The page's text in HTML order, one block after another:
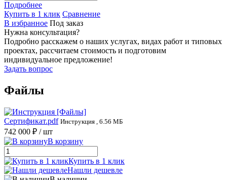
Подробнее
Купить в 1 клик Сравнение
В избранное Под заказ
Нужна консультация?
Подробно расскажем о наших услугах, видах работ и типовых
проектах, рассчитаем стоимость и подготовим
индивидуальное предложение!
Задать вопрос
Файлы
Сертификат.pdf Инструкция , 6.56 МБ
742 000 ₽ / шт
В корзину
Купить в 1 клик
Нашли дешевле